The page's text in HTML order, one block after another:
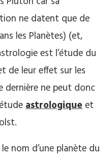
ne datent que de
les Planètes) (et,
est l’étude du
de leur effet sur les
dernière ne peut donc
astrologiqueet
nom d’une planète du